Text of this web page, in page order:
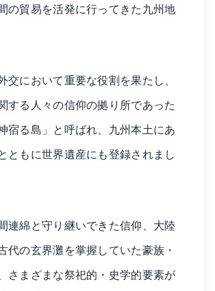
の貿易を活発に行ってきた九州地
交において重要な役割を果たし、
する人々の信仰の拠り所であった
宿る島」と呼ばれ、九州本土にあ
ともに世界遺産にも登録されまし
連綿と守り継いできた信仰、大陸
代の玄界灘を掌握していた豪族・
さまざまな祭祀的・史学的要素が